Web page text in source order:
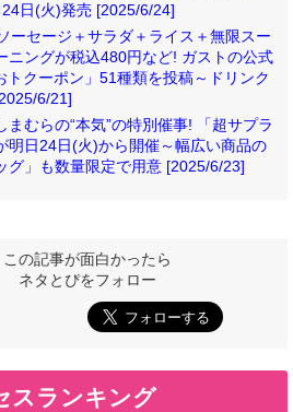
日(火)発売 [2025/6/24]
ーセージ＋サラダ＋ライス＋無限スー
ニングが税込480円など! ガストの公式
トクーポン」51種類を投稿～ドリンク
6/21]
むらの“本気”の特別催事! 「超サプラ
明日24日(火)から開催～幅広い商品の
グ」も数量限定で用意 [2025/6/23]
この記事が面白かったら
ネタとぴをフォロー
スランキング